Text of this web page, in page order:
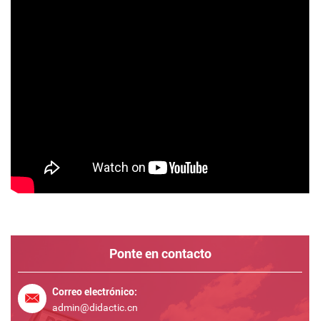
Ponte en contacto
Correo electrónico:
admin@didactic.cn